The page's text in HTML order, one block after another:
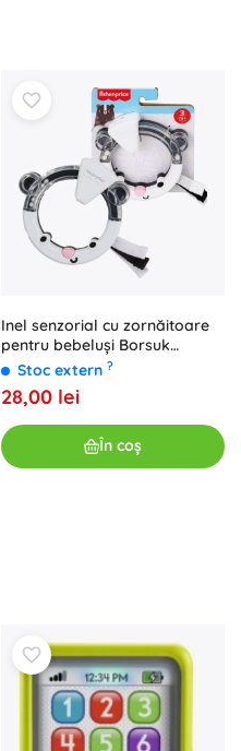
Inel senzorial cu zornăitoare
pentru bebeluși Borsuk
FISHER-PRICE
Stoc extern ?
28,00 lei
În coș